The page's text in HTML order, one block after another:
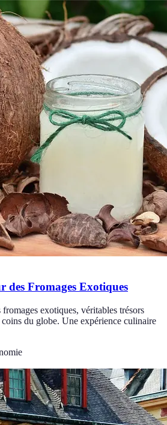
des Fromages Exotiques
exotiques, véritables trésors
coins du globe. Une expérience culinaire